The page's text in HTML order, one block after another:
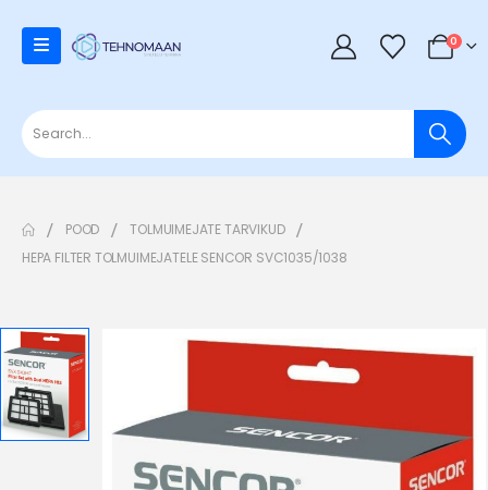
0
POOD
TOLMUIMEJATE TARVIKUD
HEPA FILTER TOLMUIMEJATELE SENCOR SVC1035/1038